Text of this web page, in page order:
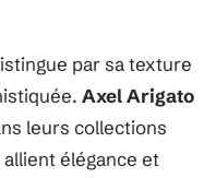
par sa texture
Axel Arigato
leurs collections
élégance et